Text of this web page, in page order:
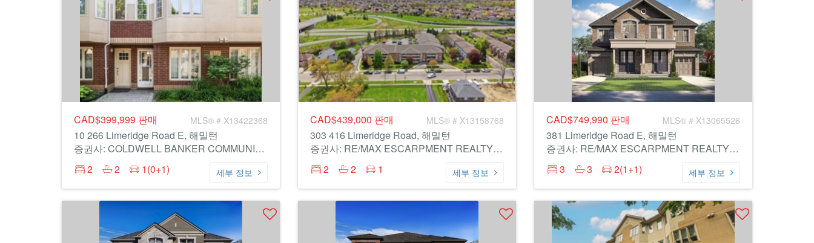
CAD$399,999 판매 MLS® # X13422368
10 266 Limeridge Road E, 해밀턴
증권사: COLDWELL BANKER COMMUNITY PROFESSIONALS
2
2 1(0+1) 세부 정보
CAD$439,000 판매 MLS® # X13158768
303 416 Limeridge Road, 해밀턴
증권사: RE/MAX ESCARPMENT REALTY INC.
2
2 1 세부 정보
CAD$749,990 판매 MLS® # X13065526
381 Limeridge Road E, 해밀턴
증권사: RE/MAX ESCARPMENT REALTY INC.
3
3 2(1+1) 세부 정보